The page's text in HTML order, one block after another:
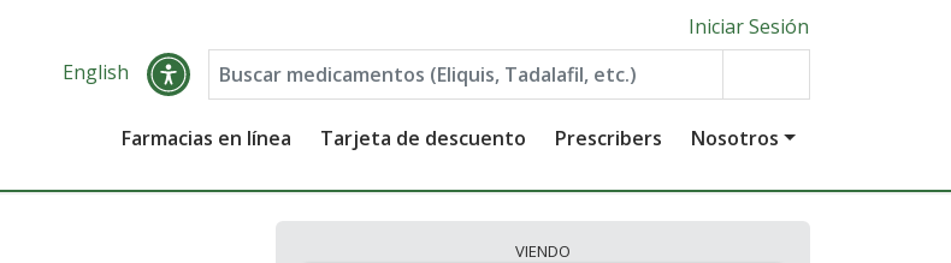
Iniciar Sesión
English
Farmacias en línea Tarjeta de descuento Prescribers Nosotros
VIENDO